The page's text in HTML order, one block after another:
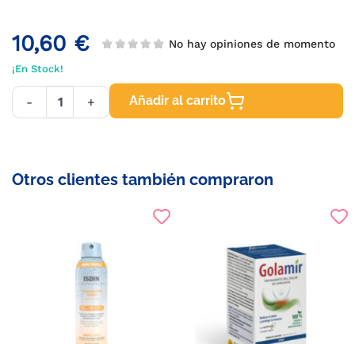
10,60 € No hay opiniones de momento
¡En Stock!
- + Añadir al carrito
Otros clientes también compraron